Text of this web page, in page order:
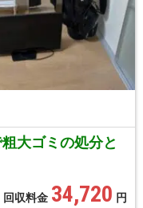
大ゴミの処分と
回収料金 34,720 円